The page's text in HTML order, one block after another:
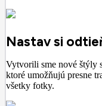
Nastav si
Vytvorili sme nové štýly
ktoré umožňujú presne
všetky fotky.